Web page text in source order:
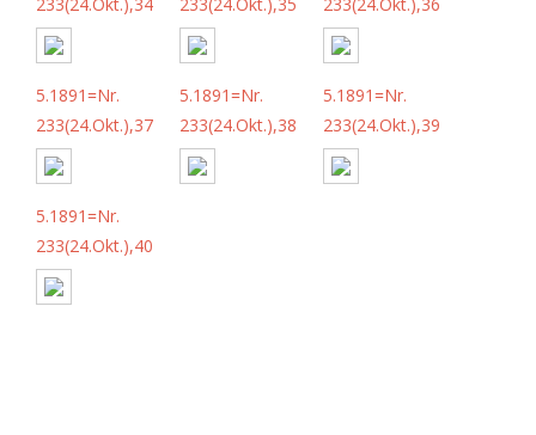
5.1891=Nr.
233(24.Okt.),37
5.1891=Nr.
233(24.Okt.),38
5.1891=Nr.
233(24.Okt.),39
5.1891=Nr.
233(24.Okt.),40